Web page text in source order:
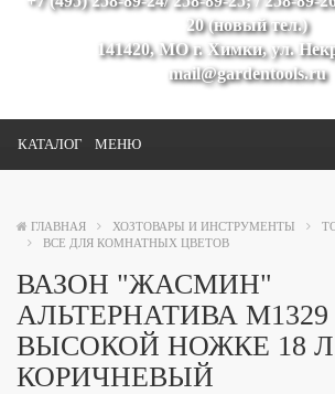
20 (новый тел.)
141420, МО г. Химки, ул.
mail@gardentools.ru
КАТАЛОГ МЕНЮ
ГЛАВНАЯ ХОЗТОВАРЫ И ИНСТРУМЕНТЫ
ВСЕ ДЛЯ КОМНАТНЫХ ЦВЕТОВ
ВАЗОН "ЖАСМИН"
АЛЬТЕРНАТИВА
ВЫСОКОЙ НОЖКЕ 18
КОРИЧНЕВЫЙ